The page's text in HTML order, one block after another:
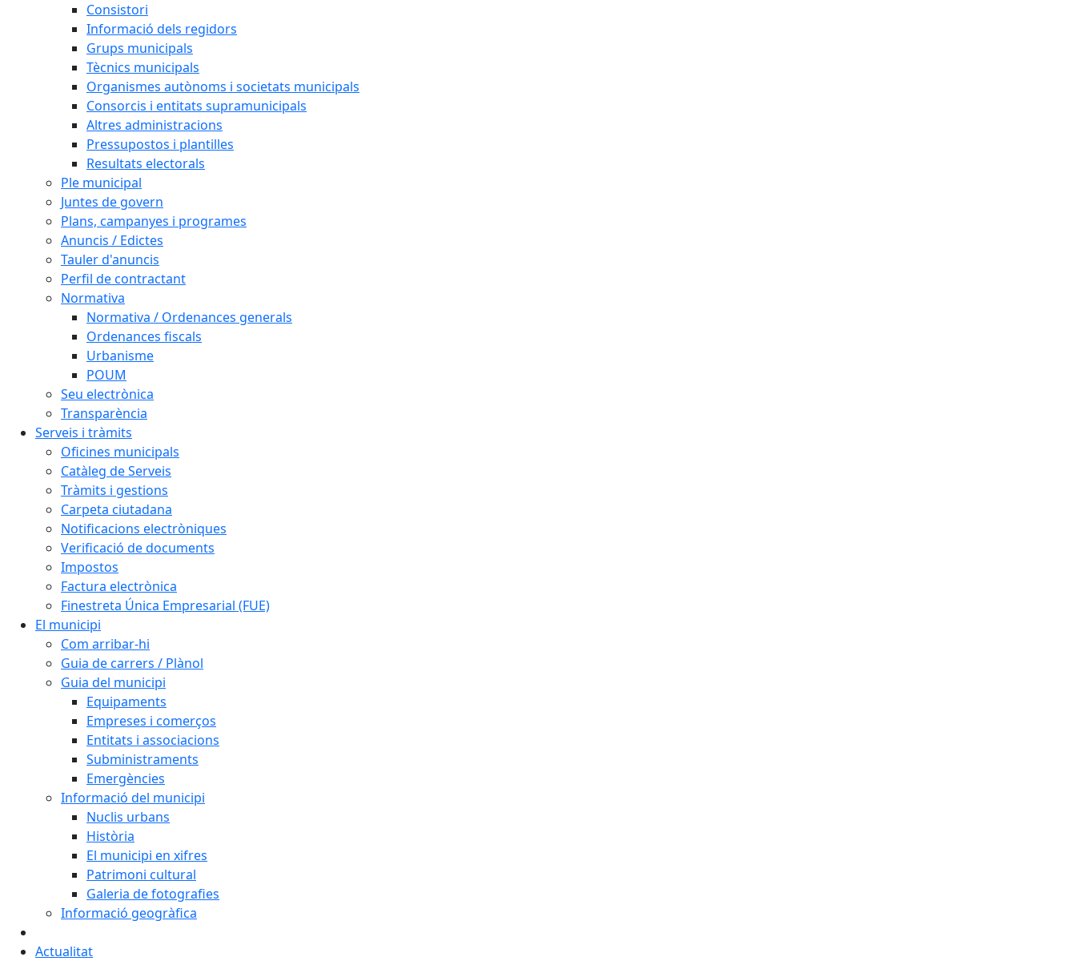
Consistori
Informació dels regidors
Grups municipals
Tècnics municipals
Organismes autònoms i societats municipals
Consorcis i entitats supramunicipals
Altres administracions
Pressupostos i plantilles
Resultats electorals
Ple municipal
Juntes de govern
Plans, campanyes i programes
Anuncis / Edictes
Tauler d'anuncis
Perfil de contractant
Normativa
Normativa / Ordenances generals
Ordenances fiscals
Urbanisme
POUM
Seu electrònica
Transparència
Serveis i tràmits
Oficines municipals
Catàleg de Serveis
Tràmits i gestions
Carpeta ciutadana
Notificacions electròniques
Verificació de documents
Impostos
Factura electrònica
Finestreta Única Empresarial (FUE)
El municipi
Com arribar-hi
Guia de carrers / Plànol
Guia del municipi
Equipaments
Empreses i comerços
Entitats i associacions
Subministraments
Emergències
Informació del municipi
Nuclis urbans
Història
El municipi en xifres
Patrimoni cultural
Galeria de fotografies
Informació geogràfica
Actualitat